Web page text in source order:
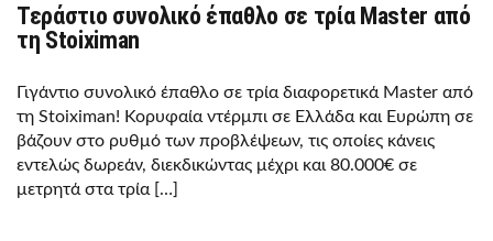
Τεράστιο συνολικό έπαθλο σε τρία Master από
τη Stoiximan
Γιγάντιο συνολικό έπαθλο σε τρία διαφορετικά Master από
τη Stoiximan! Κορυφαία ντέρμπι σε Ελλάδα και Ευρώπη σε
βάζουν στο ρυθμό των προβλέψεων, τις οποίες κάνεις
εντελώς δωρεάν, διεκδικώντας μέχρι και 80.000€ σε
μετρητά στα τρία […]